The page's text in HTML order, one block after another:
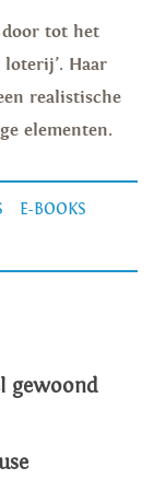
door tot het
Haar
realistische
elementen.
E-BOOKS
gewoond